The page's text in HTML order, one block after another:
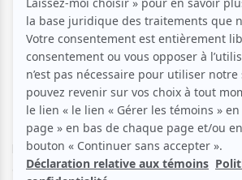
*Pour sélectionner la date de
poursuivez votre réservation
En commandant un café un matin, un
le diable dans la figure de ses
cherche à retrouver ses traits qui la